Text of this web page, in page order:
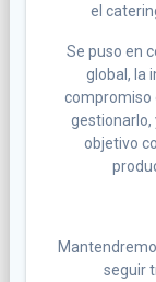
el
Se puso en
global, la
compromiso
gestionarlo,
objetivo
seguir